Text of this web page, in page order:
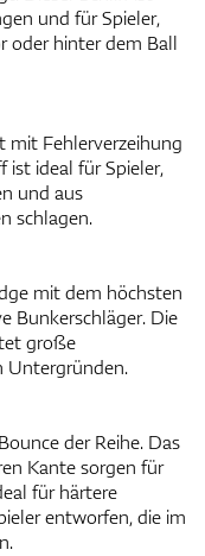
und für Spieler,
oder hinter dem Ball
mit Fehlerverzeihung
ist ideal für Spieler,
und aus
schlagen.
mit dem höchsten
Bunkerschläger. Die
große
Untergründen.
der Reihe. Das
Kante sorgen für
für härtere
entworfen, die im